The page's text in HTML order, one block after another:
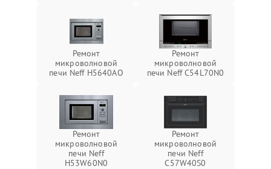
Ремонт
микроволновой
печи Neff H5640AO
Ремонт
микроволновой
печи Neff C54L70N0
Ремонт
микроволновой
печи Neff
H53W60N0
Ремонт
микроволновой
печи Neff
C57W40S0